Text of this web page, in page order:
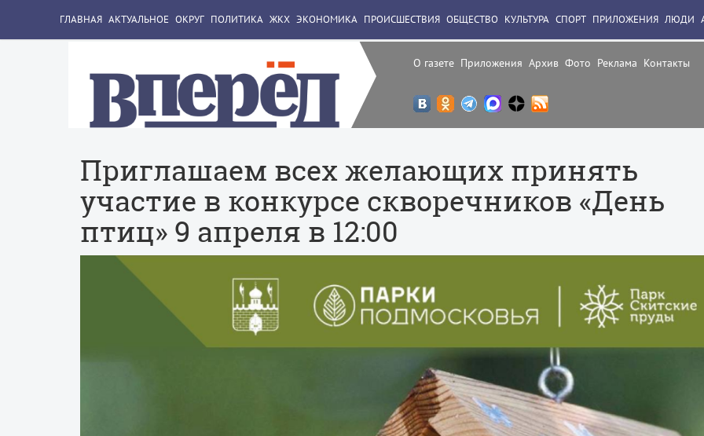
О газете Приложения Архив Фото Реклама Контакты
ГЛАВНАЯ АКТУАЛЬНОЕ ОКРУГ ПОЛИТИКА ЖКХ ЭКОНОМИКА ПРОИСШЕСТВИЯ ОБЩЕСТВО КУЛЬТУРА СПОРТ ПРИЛОЖЕНИЯ ЛЮДИ
Приглашаем всех желающих принять
участие в конкурсе скворечников «День
птиц» 9 апреля в 12:00